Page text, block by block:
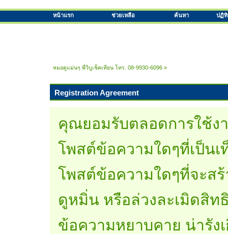
หน้าแรก ช่วยเหลือ ค้นหา ปฏิ
หมอดูแม่นๆ พี่วิบูเช็คเทียน โทร. 08-9930-6096 »
Registration Agreement
คุณยอมรับตลอดการใช้ง
โพสต์ข้อความใดๆที่เป็นเ
โพสต์ข้อความใดๆที่จะส
ดูหมิ่น หรือล่วงละเมิดสิ
ข้อความหยาบคาย น่ารัง